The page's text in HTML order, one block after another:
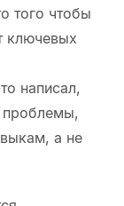
того чтобы
ключевых
написал,
проблемы,
а не